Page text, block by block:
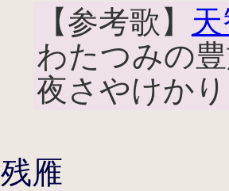
【参考歌】
わたつみの
夜さやけか
残雁